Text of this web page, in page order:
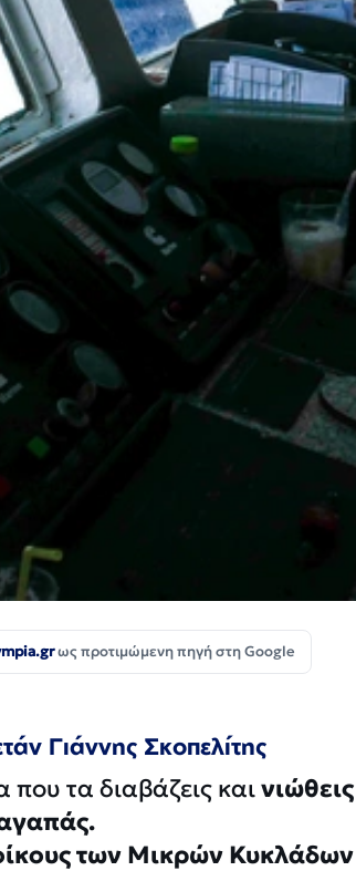
ως προτιμώμενη πηγή στη Google
Γιάννης Σκοπελίτης
τα διαβάζεις και
των Μικρών Κυκλάδων